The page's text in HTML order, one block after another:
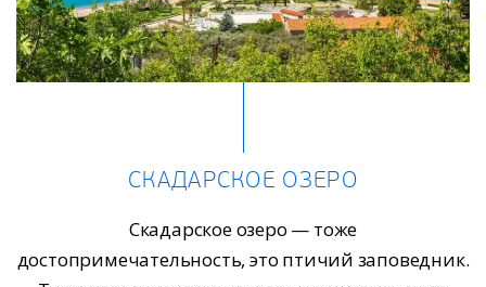
СКАДАРСКОЕ ОЗЕРО
Скадарское озеро — тоже
достопримечательность, это птичий заповедник.